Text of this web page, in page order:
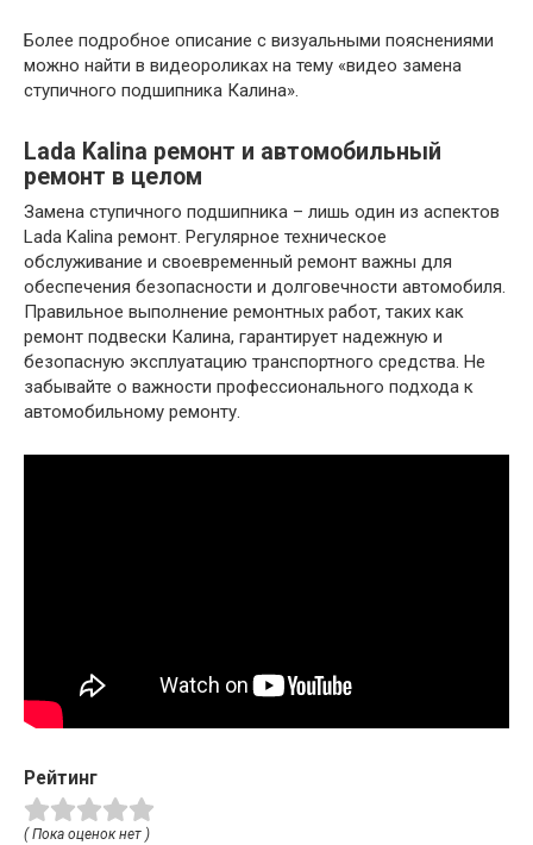
Более подробное описание с визуальными пояснениями
можно найти в видеороликах на тему «видео замена
ступичного подшипника Калина».
Lada Kalina ремонт и автомобильный
ремонт в целом
Замена ступичного подшипника – лишь один из аспектов
Lada Kalina ремонт. Регулярное техническое
обслуживание и своевременный ремонт важны для
обеспечения безопасности и долговечности автомобиля.
Правильное выполнение ремонтных работ, таких как
ремонт подвески Калина, гарантирует надежную и
безопасную эксплуатацию транспортного средства. Не
забывайте о важности профессионального подхода к
автомобильному ремонту.
Рейтинг
( Пока оценок нет )